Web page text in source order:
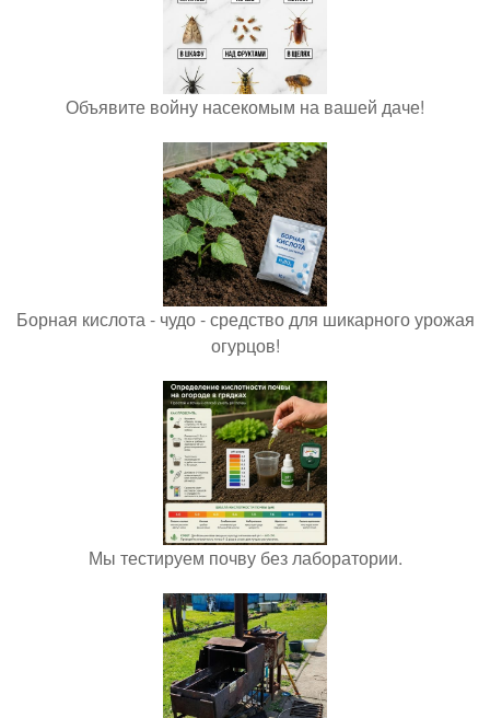
Объявите войну насекомым на вашей даче!
Борная кислота - чудо - средство для шикарного урожая
огурцов!
Мы тестируем почву без лаборатории.